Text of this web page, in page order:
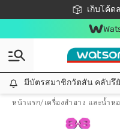
เก็บโค้ด
ชอปออนไลน์ค
📦ส่ง
สมาชิ
มีบัตรสมาชิกวัตสัน คลับรึ
หน้าแรก/ เครื่องสำอาง และน้ำห